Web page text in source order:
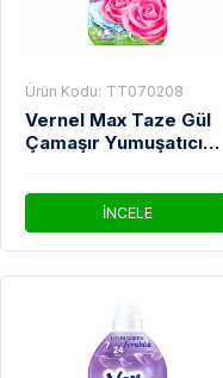
Ürün Kodu: TT070208
Vernel Max Taze Gül
Çamaşır Yumuşatıcı
İNCELE